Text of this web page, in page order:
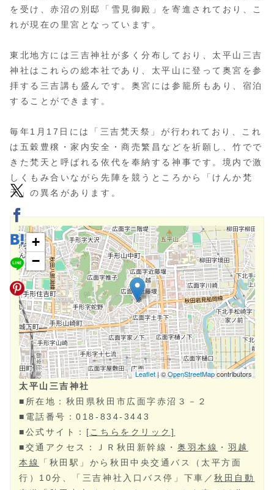
を受け、赤沼の別邸「雪見御殿」を寄進されており、こ
れが現在の里宮となっています。
東北地方には三吉神社が多く分布しており、太平山三吉
神社はこれらの総本社であり、太平山に登って奥宮を参
拝する三吉講も盛んです。奥宮には参籠所もあり、宿泊
することができます。
毎年1月17日には「三吉梵天祭」が行われており、これ
は五穀豊穣・家内安全・商売繁昌などを祈願し、竹でで
きた梵天と呼ばれる依代を奉納する神事です。境内で激
しくもみ合いながら先陣を競うところから「けんか梵
天」の異名があります。
太平山三吉神社
■所在地：秋田県秋田市広面字赤沼３－２
■電話番号：018-834-3443
■公式サイト： [こちらをクリック]
■交通アクセス：ＪＲ秋田新幹線・ 奥羽本線 ・ 羽越
本線
「秋田駅」から秋田中央交通バス（太平方面
行）10分、「三吉神社入口バス停」下車／秋田自動